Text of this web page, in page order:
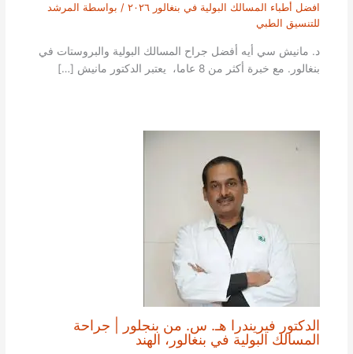
افضل أطباء المسالك البولية في بنغالور ٢٠٢٦
/ بواسطة المرشد
للتنسيق الطبي
د. مانيش سي أيه أفضل جراح المسالك البولية والبروستات في
بنغالور. مع خبرة أكثر من 8 عاما، يعتبر الدكتور مانيش […]
الدكتور فيريندرا هـ. س. من بنجلور | جراحة
المسالك البولية في بنغالور، الهند